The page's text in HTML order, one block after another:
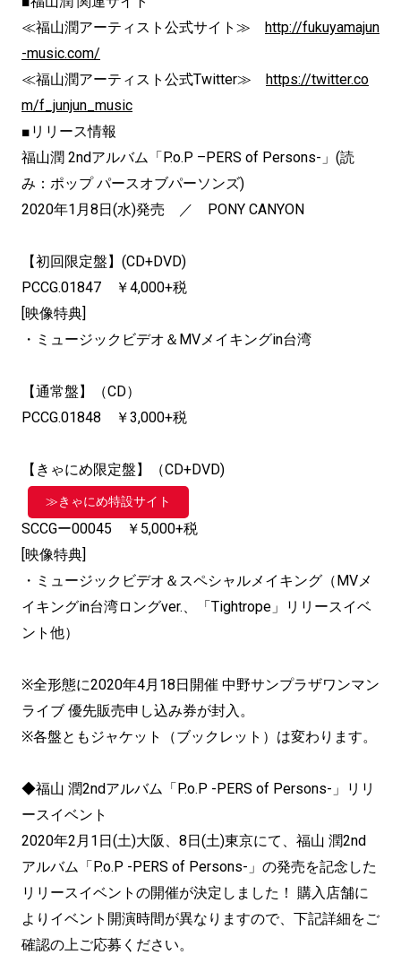
≪福山潤アーティスト公式サイト≫ http://fukuyamajun
-music.com/
≪福山潤アーティスト公式Twitter≫ https://twitter.co
m/f_junjun_music
■リリース情報
福山潤 2ndアルバム「P.o.P –PERS of Persons-」(読
み：ポップ パースオブパーソンズ)
2020年1月8日(水)発売 ／ PONY CANYON
【初回限定盤】(CD+DVD)
PCCG.01847 ￥4,000+税
[映像特典]
・ミュージックビデオ＆MVメイキングin台湾
【通常盤】（CD）
PCCG.01848 ￥3,000+税
【きゃにめ限定盤】（CD+DVD)
≫きゃにめ特設サイト
SCCGー00045 ￥5,000+税
[映像特典]
・ミュージックビデオ＆スペシャルメイキング（MVメ
イキングin台湾ロングver.、「Tightrope」リリースイベ
ント他）
※全形態に2020年4月18日開催 中野サンプラザワンマン
ライブ 優先販売申し込み券が封入。
※各盤ともジャケット（ブックレット）は変わります。
◆福山 潤2ndアルバム「P.o.P -PERS of Persons-」リリ
ースイベント
2020年2月1日(土)大阪、8日(土)東京にて、福山 潤2nd
アルバム「P.o.P -PERS of Persons-」の発売を記念した
リリースイベントの開催が決定しました！ 購入店舗に
よりイベント開演時間が異なりますので、下記詳細をご
確認の上ご応募ください。